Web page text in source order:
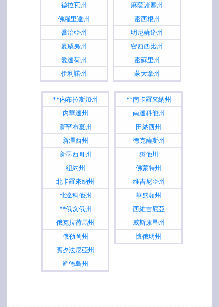
德拉瓦州
佛羅里達州
喬治亞州
夏威夷州
愛達荷州
伊利諾州
麻薩諸塞州
密西根州
明尼蘇達州
密西西比州
密蘇里州
蒙大拿州
**內布拉斯加州
內華達州
新罕布夏州
新澤西州
新墨西哥州
紐約州
北卡羅來納州
北達科他州
**俄亥俄州
俄克拉荷馬州
俄勒岡州
賓夕法尼亞州
羅德島州
**南卡羅來納州
南達科他州
田納西州
德克薩斯州
猶他州
佛蒙特州
維吉尼亞州
華盛頓州
西維吉尼亞
威斯康星州
懷俄明州